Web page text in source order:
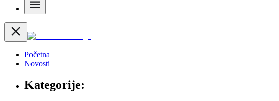
Početna
Novosti
Kategorije: